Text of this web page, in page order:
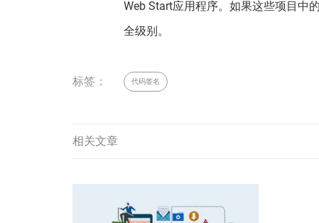
Web Start应用程序。如果这些项目中
全级别。
标签： 代码签名
相关文章